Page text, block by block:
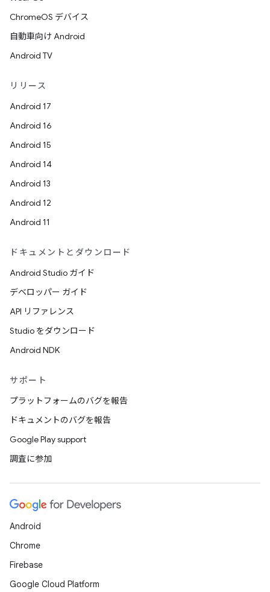
ChromeOS デバイス
自動車向け Android
Android TV
リリース
Android 17
Android 16
Android 15
Android 14
Android 13
Android 12
Android 11
ドキュメントとダウンロード
Android Studio ガイド
デベロッパー ガイド
API リファレンス
Studio をダウンロード
Android NDK
サポート
プラットフォームのバグを報告
ドキュメントのバグを報告
Google Play support
調査に参加
Android
Chrome
Firebase
Google Cloud Platform